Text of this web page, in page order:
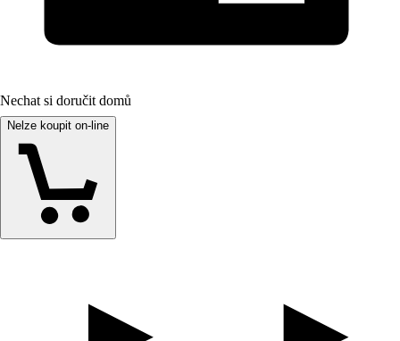
Nechat si doručit domů
Nelze koupit on-line